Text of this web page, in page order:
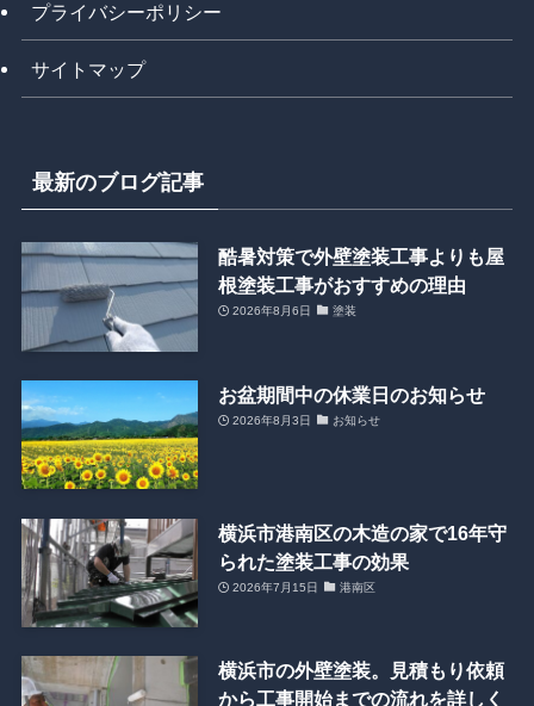
プライバシーポリシー
サイトマップ
最新のブログ記事
酷暑対策で外壁塗装工事よりも屋
根塗装工事がおすすめの理由
2026年8月6日 塗装
お盆期間中の休業日のお知らせ
2026年8月3日 お知らせ
横浜市港南区の木造の家で16年守
られた塗装工事の効果
2026年7月15日 港南区
横浜市の外壁塗装。見積もり依頼
から工事開始までの流れを詳しく